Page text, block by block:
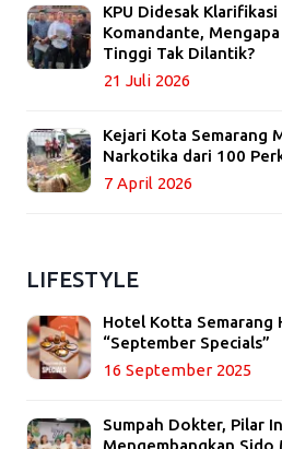
KPU Didesak
Komandante,
Tinggi Tak Dilantik?
21 Juli 2026
Kejari Kota Semarang
Narkotika dari 100
7 April 2026
LIFESTYLE
Hotel Kotta Semarang
“September Specials”
16 September 2025
Sumpah Dokter, Pilar
Mengembangkan Sido